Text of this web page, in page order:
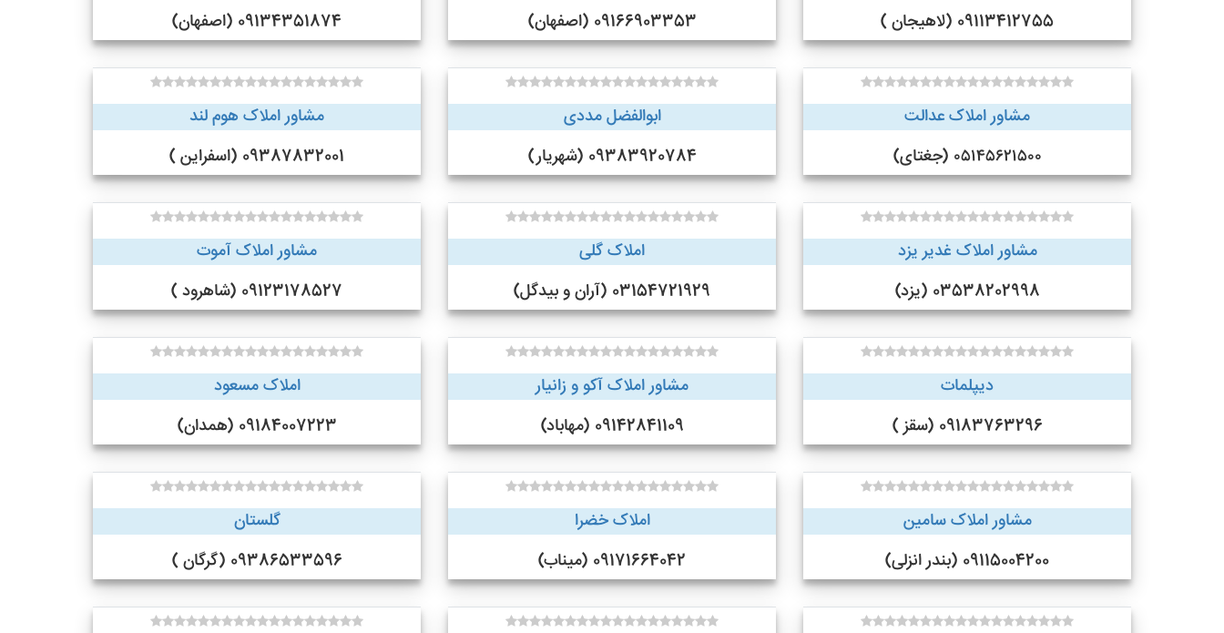
09113412755 (لاهیجان )
09166903353 (اصفهان)
09134351874 (اصفهان)
مشاور املاک عدالت
۰۵۱۴۵۶۲۱۵۰۰ (جغتای)
ابوالفضل مددی
09383920784 (شهریار)
مشاور املاک هوم لند
09387832001 (اسفراین )
مشاور املاک غدیر یزد
03538202998 (یزد)
املاک گلی
03154721929 (آران و بیدگل)
مشاور املاک آموت
09123178527 (شاهرود )
دیپلمات
09183763296 (سقز )
مشاور املاک آکو و زانیار
09142841109 (مهاباد)
املاک مسعود
09184007223 (همدان)
مشاور املاک سامین
09115004200 (بندر انزلی)
املاک خضرا
09171664042 (میناب)
گلستان
09386533596 (گرگان )